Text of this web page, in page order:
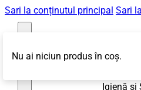
Sari la conținutul principal Sari
Igienă și
Nu ai niciun produs în coș.